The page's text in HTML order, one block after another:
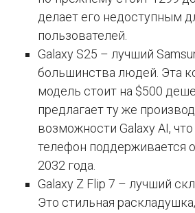
делает его недоступным
пользователей.
Galaxy S25 – лучший
большинства людей. Эта
модель стоит на $500
предлагает ту же
возможности Galaxy AI,
телефон поддерживается
2032 года.
Galaxy Z Flip 7 – лучший
Это стильная